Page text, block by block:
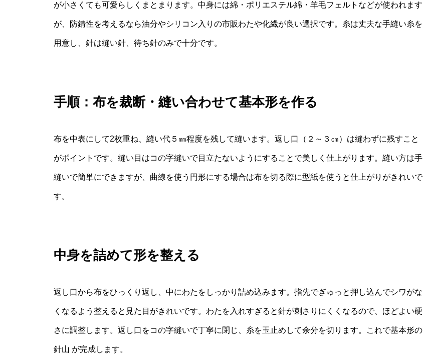
が小さくても可愛らしくまとまります。中身には綿・ポリエステル綿・羊毛フェルトなどが使われます
が、防錆性を考えるなら油分やシリコン入りの市販わたや化繊が良い選択です。糸は丈夫な手縫い糸を
用意し、針は縫い針、待ち針のみで十分です。
手順：布を裁断・縫い合わせて基本形を作る
布を中表にして2枚重ね、縫い代５㎜程度を残して縫います。返し口（２～３㎝）は縫わずに残すこと
がポイントです。縫い目はコの字縫いで目立たないようにすることで美しく仕上がります。縫い方は手
縫いで簡単にできますが、曲線を使う円形にする場合は布を切る際に型紙を使うと仕上がりがきれいで
す。
中身を詰めて形を整える
返し口から布をひっくり返し、中にわたをしっかり詰め込みます。指先でぎゅっと押し込んでシワがな
くなるよう整えると見た目がきれいです。わたを入れすぎると針が刺さりにくくなるので、ほどよい硬
さに調整します。返し口をコの字縫いで丁寧に閉じ、糸を玉止めして余分を切ります。これで基本形の
針山 が完成します。